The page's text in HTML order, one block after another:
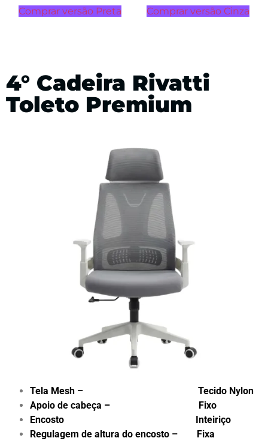
Comprar versão Preta Comprar versão Cinza
4° Cadeira Rivatti
Toleto Premium
Tela Mesh – Tecido Nylon
Apoio de cabeça – Fixo
Encosto Inteiriço
Regulagem de altura do encosto – Fixa